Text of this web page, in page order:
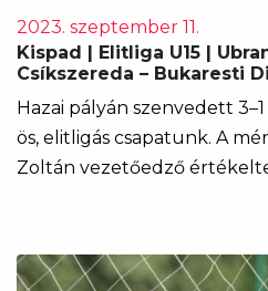
2023. szeptember 11.
Kispad | Elitliga U15 |
Csíkszereda – Bukaresti
Hazai pályán szenvedett
ös, elitligás csapatunk. A
Zoltán vezetőedző